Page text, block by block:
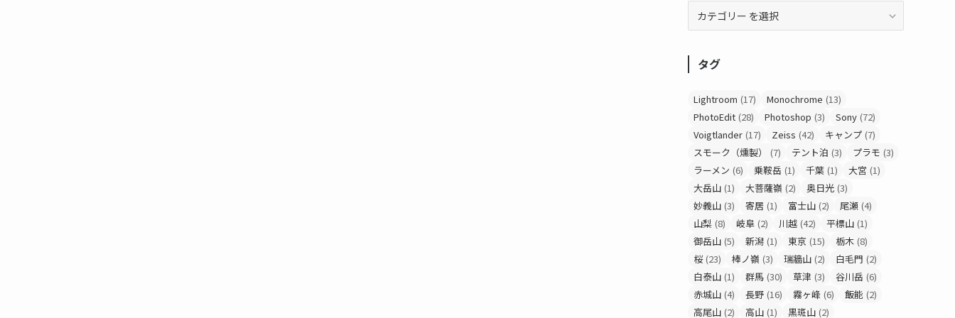
タグ
Lightroom (17) Monochrome (13)
PhotoEdit (28) Photoshop (3) Sony (72)
Voigtlander (17) Zeiss (42) キャンプ (7)
スモーク（燻製）
(7) テント泊 (3) プラモ (3)
ラーメン (6) 乗鞍岳 (1) 千葉 (1) 大宮 (1)
大岳山 (1) 大菩薩嶺 (2) 奥日光 (3)
妙義山 (3) 寄居 (1) 富士山 (2) 尾瀬 (4)
山梨 (8) 岐阜 (2) 川越 (42) 平標山 (1)
御岳山 (5) 新潟 (1) 東京 (15) 栃木 (8)
桜 (23) 棒ノ嶺 (3) 瑞牆山 (2) 白毛門 (2)
白泰山 (1) 群馬 (30) 草津 (3) 谷川岳 (6)
赤城山 (4) 長野 (16) 霧ヶ峰 (6) 飯能 (2)
高尾山 (2) 高山 (1) 黒斑山 (2)